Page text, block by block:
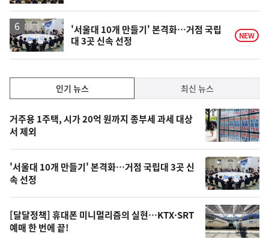
일
'서울대 10개 만들기' 본격화…거점 국립
대 3곳 신속 선정
NEW
기,
최
신,
오
늘
의
영
상
인기 뉴스 최신 뉴스
기
뉴
스
거주용 1주택, 시가 20억 원까지 종부세 과세 대상
서 제외
'서울대 10개 만들기' 본격화…거점 국립대 3곳 신
속 선정
[달달정책] 휴대폰 미니멀리즘의 실현…KTX·SRT
예매 한 번에 끝!